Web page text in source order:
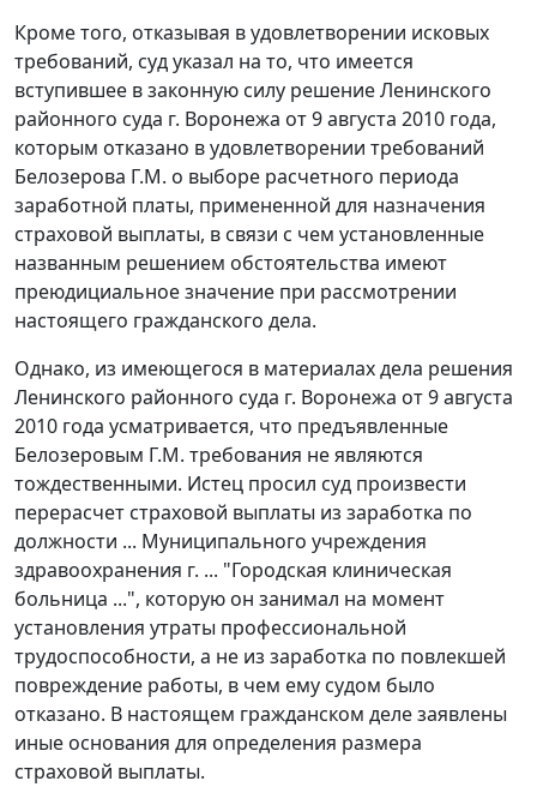
Кроме того, отказывая в удовлетворении исковых
требований, суд указал на то, что имеется
вступившее в законную силу решение Ленинского
районного суда г. Воронежа от 9 августа 2010 года,
которым отказано в удовлетворении требований
Белозерова Г.М. о выборе расчетного периода
заработной платы, примененной для назначения
страховой выплаты, в связи с чем установленные
названным решением обстоятельства имеют
преюдициальное значение при рассмотрении
настоящего гражданского дела.
Однако, из имеющегося в материалах дела решения
Ленинского районного суда г. Воронежа от 9 августа
2010 года усматривается, что предъявленные
Белозеровым Г.М. требования не являются
тождественными. Истец просил суд произвести
перерасчет страховой выплаты из заработка по
должности ... Муниципального учреждения
здравоохранения г. ... "Городская клиническая
больница ...", которую он занимал на момент
установления утраты профессиональной
трудоспособности, а не из заработка по повлекшей
повреждение работы, в чем ему судом было
отказано. В настоящем гражданском деле заявлены
иные основания для определения размера
страховой выплаты.